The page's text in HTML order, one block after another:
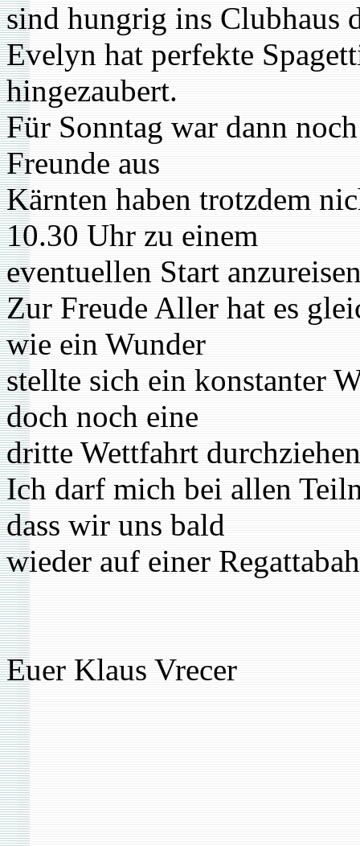
sind hungrig ins Clubhaus
Evelyn hat perfekte
hingezaubert.
Für Sonntag war dann
Freunde aus
Kärnten haben trotzdem
10.30 Uhr zu einem
eventuellen Start
Zur Freude Aller hat es
wie ein Wunder
stellte sich ein konstanter
doch noch eine
dritte Wettfahrt
Ich darf mich bei allen
dass wir uns bald
wieder auf einer
Euer Klaus Vrecer